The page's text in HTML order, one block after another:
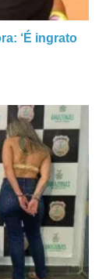
‘É ingrato